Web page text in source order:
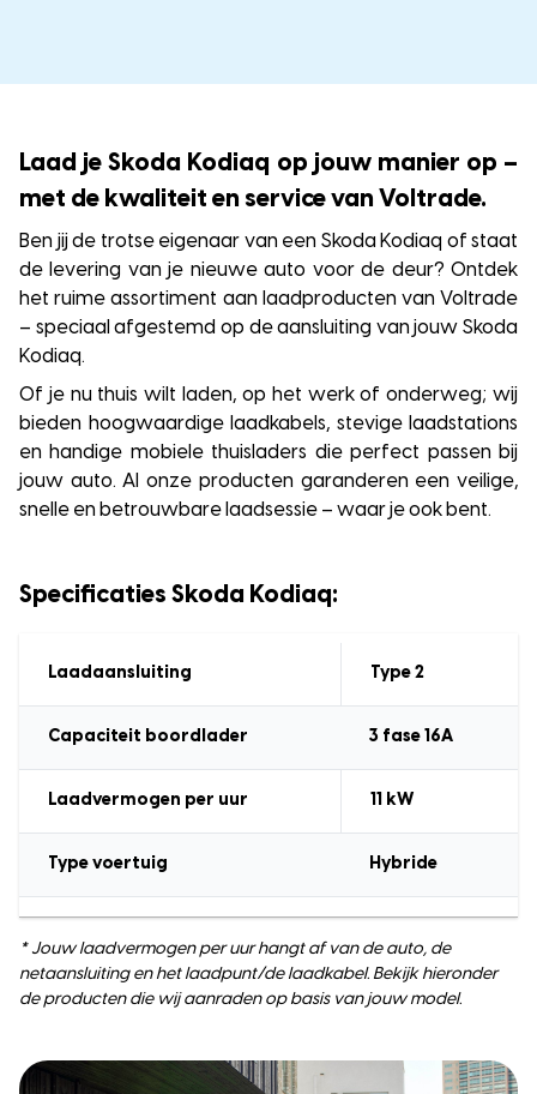
Laad je Skoda Kodiaq op jouw manier op –
met de kwaliteit en service van Voltrade.
Ben jij de trotse eigenaar van een Skoda Kodiaq of staat
de levering van je nieuwe auto voor de deur? Ontdek
het ruime assortiment aan laadproducten van Voltrade
– speciaal afgestemd op de aansluiting van jouw Skoda
Kodiaq.
Of je nu thuis wilt laden, op het werk of onderweg; wij
bieden hoogwaardige laadkabels, stevige laadstations
en handige mobiele thuisladers die perfect passen bij
jouw auto. Al onze producten garanderen een veilige,
snelle en betrouwbare laadsessie – waar je ook bent.
Specificaties Skoda Kodiaq:
Laadaansluiting Type 2
Capaciteit boordlader 3 fase 16A
Laadvermogen per uur 11 kW
Type voertuig Hybride
* Jouw laadvermogen per uur hangt af van de auto, de
netaansluiting en het laadpunt/de laadkabel. Bekijk hieronder
de producten die wij aanraden op basis van jouw model.